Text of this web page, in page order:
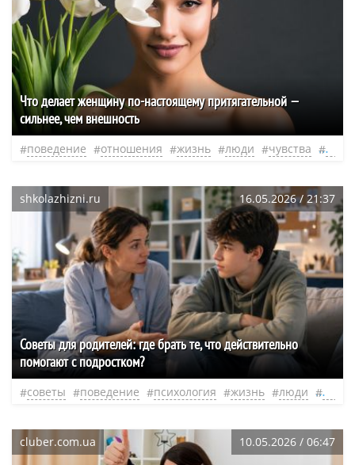
Что делает женщину по-настоящему притягательной —
сильнее, чем внешность
поведение отношения жизнь люди чувства нео
shkolazhizni.ru 16.05.2026 / 21:37
Советы для родителей: где брать те, что действительно
помогают с подростком?
советы поведение психология жизнь люди
cluber.com.ua 10.05.2026 / 06:47